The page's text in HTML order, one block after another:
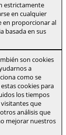
estrictamente
en cualquier
en proporcionar al
basada en sus
son cookies
a
como se
cookies para
los tiempos
que
análisis que
mejorar nuestros